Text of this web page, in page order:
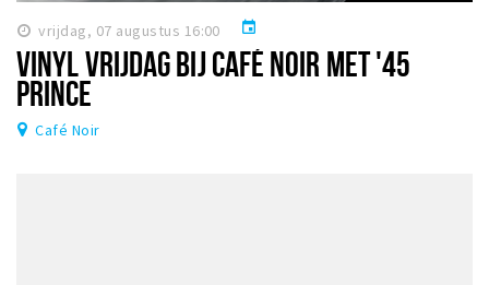
vrijdag, 07 augustus 16:00 event
VINYL VRIJDAG BIJ CAFÉ NOIR MET '45
PRINCE
Café Noir